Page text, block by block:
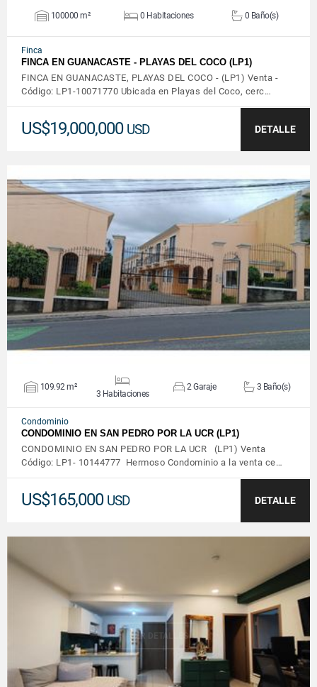
100000 m² 0 Habitaciones 0 Baño(s)
Finca
FINCA EN GUANACASTE - PLAYAS DEL COCO (LP1)
FINCA EN GUANACASTE, PLAYAS DEL COCO - (LP1) Venta -
Código: LP1-10071770 Ubicada en Playas del Coco, cerc…
US$19,000,000 USD DETALLE
VER DETALLES
109.92 m²
3 Habitaciones
2 Garaje 3 Baño(s)
Condominio
CONDOMINIO EN SAN PEDRO POR LA UCR (LP1)
CONDOMINIO EN SAN PEDRO POR LA UCR (LP1) Venta
Código: LP1- 10144777 Hermoso Condominio a la venta ce…
US$165,000 USD DETALLE
VER DETALLES